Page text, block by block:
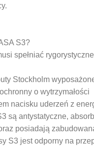
S3?
spełniać
Stockholm
o wytrzymałości
nacisku uderzeń z
są antystatyczne,
posiadają
S3 jest odporny na